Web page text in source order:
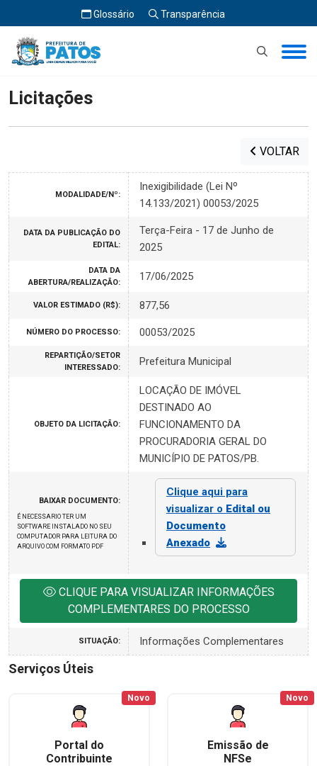
Glossário Transparência
Início Licitações
Licitações
VOLTAR
MODALIDADE/Nº:
Inexigibilidade (Lei Nº
14.133/2021) 00053/2025
DATA DA PUBLICAÇÃO DO
EDITAL:
Terça-Feira - 17 de Junho de
2025
DATA DA
ABERTURA/REALIZAÇÃO:
17/06/2025
VALOR ESTIMADO (R$): 877,56
NÚMERO DO PROCESSO: 00053/2025
REPARTIÇÃO/SETOR
INTERESSADO:
Prefeitura Municipal
OBJETO DA LICITAÇÃO:
LOCAÇÃO DE IMÓVEL
DESTINADO AO
FUNCIONAMENTO DA
PROCURADORIA GERAL DO
MUNICÍPIO DE PATOS/PB.
BAIXAR DOCUMENTO:
É NECESSARIO TER UM
SOFTWARE INSTALADO NO SEU
COMPUTADOR PARA LEITURA DO
ARQUIVO COM FORMATO PDF
Clique aqui para
visualizar o Edital ou
Documento
Anexado
CLIQUE PARA VISUALIZAR INFORMAÇÕES
COMPLEMENTARES DO PROCESSO
SITUAÇÃO: Informações Complementares
Serviços Úteis
Portal do
Contribuinte
Novo
Emissão de
NFSe
Novo